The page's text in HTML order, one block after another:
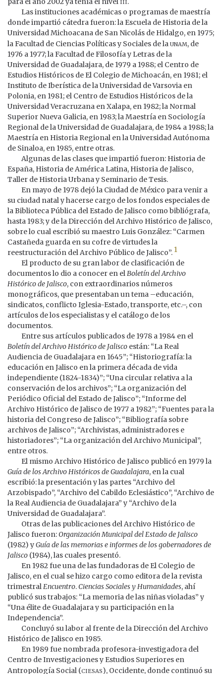
Las instituciones académicas o programas de maestría
donde impartió cátedra fueron: la Escuela de Historia de la
Universidad Michoacana de San Nicolás de Hidalgo, en 1975;
la Facultad de Ciencias Políticas y Sociales de launam, de
1976 a 1977; la Facultad de Filosofía y Letras de la
Universidad de Guadalajara, de 1979 a 1988; el Centro de
Estudios Históricos de El Colegio de Michoacán, en 1981; el
Instituto de Iberística de la Universidad de Varsovia en
Polonia, en 1981; el Centro de Estudios Históricos de la
Universidad Veracruzana en Xalapa, en 1982; la Normal
Superior Nueva Galicia, en 1983; la Maestría en Sociología
Regional de la Universidad de Guadalajara, de 1984 a 1988; la
Maestría en Historia Regional en la Universidad Autónoma
de Sinaloa, en 1985, entre otras.
Algunas de las clases que impartió fueron: Historia de
España, Historia de América Latina, Historia de Jalisco,
Taller de Historia Urbana y Seminario de Tesis.
En mayo de 1978 dejó la Ciudad de México para venir a
su ciudad natal y hacerse cargo de los fondos especiales de
la Biblioteca Pública del Estado de Jalisco como bibliógrafa,
hasta 1983; y de la Dirección del Archivo Histórico de Jalisco,
sobre lo cual escribió su maestro Luis González: “Carmen
Castañeda guarda en su cofre de virtudes la
reestructuración del Archivo Público de Jalisco”. 1
El producto de su gran labor de clasificación de
documentos lo dio a conocer en elBoletín del Archivo
Histórico de Jalisco, con extraordinarios números
monográficos, que presentaban un tema –educación,
sindicatos, conflicto Iglesia-Estado, transporte, etc.–, con
artículos de los especialistas y el catálogo de los
documentos.
Entre sus artículos publicados de 1978 a 1984 en el
Boletín del Archivo Histórico de Jalisco están: “La Real
Audiencia de Guadalajara en 1645”; “Historiografía: la
educación en Jalisco en la primera década de vida
independiente (1824-1834)”; “Una circular relativa a la
conservación de los archivos”; “La organización del
Periódico Oficial del Estado de Jalisco”; “Informe del
Archivo Histórico de Jalisco de 1977 a 1982”; “Fuentes para la
historia del Congreso de Jalisco”; “Bibliografía sobre
archivos de Jalisco”; “Archivistas, administradores e
historiadores”; “La organización del Archivo Municipal”,
entre otros.
El mismo Archivo Histórico de Jalisco publicó en 1979 la
Guía de los Archivo Históricos de Guadalajara, en la cual
escribió: la presentación y las partes “Archivo del
Arzobispado”, “Archivo del Cabildo Eclesiástico”, “Archivo de
la Real Audiencia de Guadalajara” y “Archivo de la
Universidad de Guadalajara”.
Otras de las publicaciones del Archivo Histórico de
Jalisco fueron:Organización Municipal del Estado de Jalisco
(1982) yGuía de las memorias e informes de los gobernadores de
Jalisco (1984), las cuales presentó.
En 1982 fue una de las fundadoras de El Colegio de
Jalisco, en el cual se hizo cargo como editora de la revista
trimestralEncuentro.Ciencias Sociales y Humanidades, ahí
publicó sus trabajos: “La memoria de las niñas violadas” y
“Una élite de Guadalajara y su participación en la
Independencia”.
Concluyó su labor al frente de la Dirección del Archivo
Histórico de Jalisco en 1985.
En 1989 fue nombrada profesora-investigadora del
Centro de Investigaciones y Estudios Superiores en
Antropología Social (ciesas), Occidente, donde continuó su